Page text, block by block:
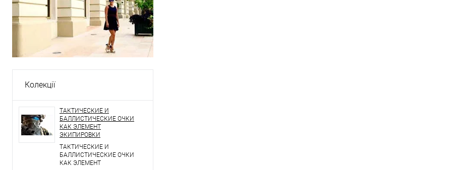
Колекції
ТАКТИЧЕСКИЕ И
БАЛЛИСТИЧЕСКИЕ ОЧКИ
КАК ЭЛЕМЕНТ
ЭКИПИРОВКИ
ТАКТИЧЕСКИЕ И
БАЛЛИСТИЧЕСКИЕ ОЧКИ
КАК ЭЛЕМЕНТ